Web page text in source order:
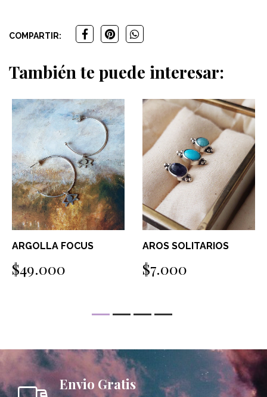
COMPARTIR:
También te puede interesar:
ARGOLLA FOCUS
$49.000
AROS SOLITARIOS
$7.000
Envio Gratis